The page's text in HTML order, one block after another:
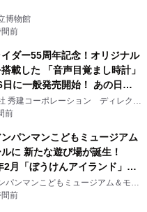
博物館
前
ダー55周年記念！オリジナル
載した 「音声目覚まし時計」
日に一般発売開始！ あの日の
今甦る
秀建コーポレーション ディレクト
ャラリー
前
パンマンこどもミュージアム
ルに 新たな遊び場が誕生！
2月「ぼうけんアイランド」が
パンマンこどもミュージアム＆モー
前